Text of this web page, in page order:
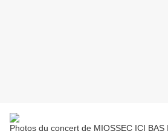
Photos du concert de MIOSSEC ICI